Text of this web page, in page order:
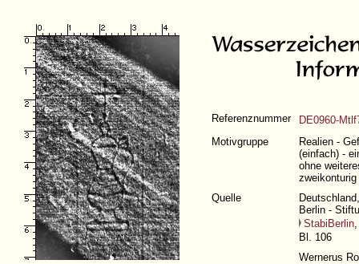
Referenznummer
DE0960-
Motivgruppe
Realien -
(einfach) -
ohne
Quelle
Berlin -
StabiBerlin
Bl. 106
Wernerus